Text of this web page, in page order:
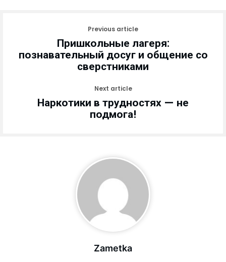
Previous article
Пришкольные лагеря:
познавательный досуг и общение со
сверстниками
Next article
Наркотики в трудностях — не
подмога!
Zametka